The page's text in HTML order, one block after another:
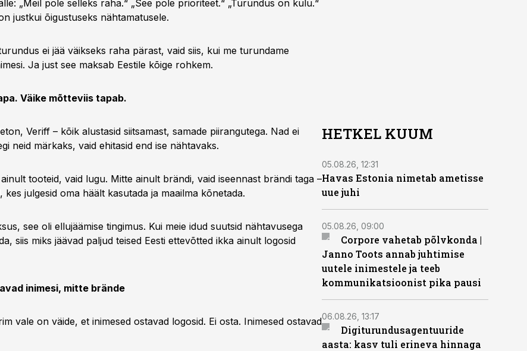
pigem teisi inimesi kui brände, ning juhtide nähtamatus on
risk. Ta kutsub turundajaid üles olema usalduse arhitektid, mitte
rohkem kasutama, et rahvusvahelistel turgudel edukas olla.
„Meil pole selleks raha.“ „See pole prioriteet.“ „Turundus on kulu.“
justkui õigustuseks nähtamatusele.
ei jää väikseks raha pärast, vaid siis, kui me turundame
Ja just see maksab Eestile kõige rohkem.
Väike mõtteviis tapab.
Veriff – kõik alustasid siitsamast, samade piirangutega. Nad ei
neid märkaks, vaid ehitasid end ise nähtavaks.
tooteid, vaid lugu. Mitte ainult brändi, vaid iseennast brändi taga –
kes julgesid oma häält kasutada ja maailma kõnetada.
see oli ellujäämise tingimus. Kui meie idud suutsid nähtavusega
siis miks jäävad paljud teised Eesti ettevõtted ikka ainult logosid
inimesi, mitte brände
vale on väide, et inimesed ostavad logosid. Ei osta. Inimesed ostavad
HETKEL KUUM
05.08.26, 12:31
Havas Estonia nimetab ametisse
uue juhi
05.08.26, 09:00
Corpore vahetab põlvkonda |
Janno Toots annab juhtimise
uutele inimestele ja teeb
kommunikatsioonist pika pausi
06.08.26, 13:17
Digiturundusagentuuride
aasta: kasv tuli erineva hinnaga